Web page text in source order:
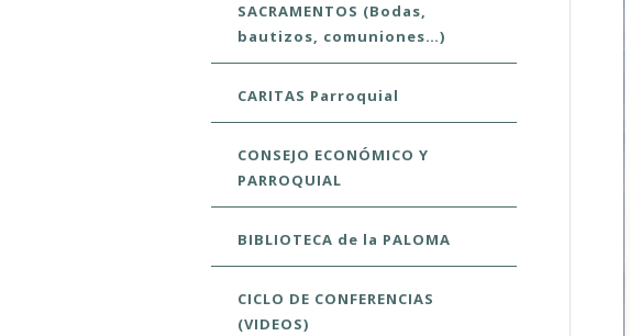
SACRAMENTOS (Bodas,
bautizos, comuniones…)
CARITAS Parroquial
CONSEJO ECONÓMICO Y
PARROQUIAL
BIBLIOTECA de la PALOMA
CICLO DE CONFERENCIAS
(VIDEOS)